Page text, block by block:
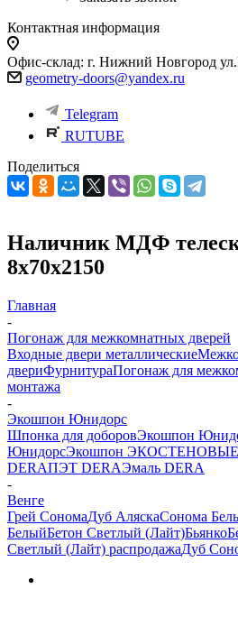
Контактная информация
Офис-склад: г. Нижний Новгород
geometry-doors@yandex.ru
Telegram
RUTUBE
Поделиться
Наличник МДФ
8х70х2150
Главная
-
Погонаж для межкомнатных дверей
Входные двери металлические
двериФурнитураПогонаж для
монтажа
-
Экошпон Юнидорс
Шпонка для доборовЭкошпон
ЮнидорсЭкошпон ЭКО
DERAПЭТ DERAЭмаль DERA
-
Венге
Грей СономаДуб АляскаСонома
БелыйБетон Светлый (Лайт)Бьянко
Светлый (Лайт) распродажаДуб